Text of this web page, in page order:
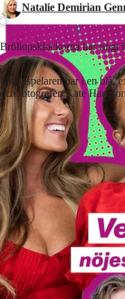
Natalie Demirian
Bröllopsklockorna har ringt
Skådespelaren har i en blå,
och fotografen Kate